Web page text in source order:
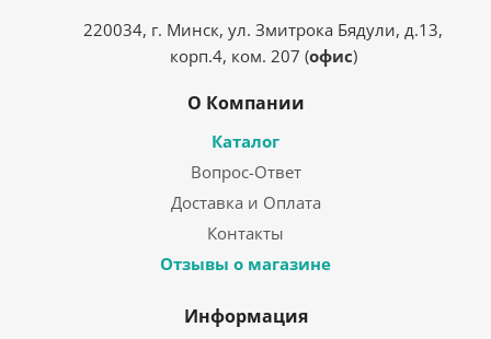
220034, г. Минск, ул. Змитрока Бядули, д.13,
корп.4, ком. 207 (офис)
О Компании
Каталог
Вопрос-Ответ
Доставка и Оплата
Контакты
Отзывы о магазине
Информация